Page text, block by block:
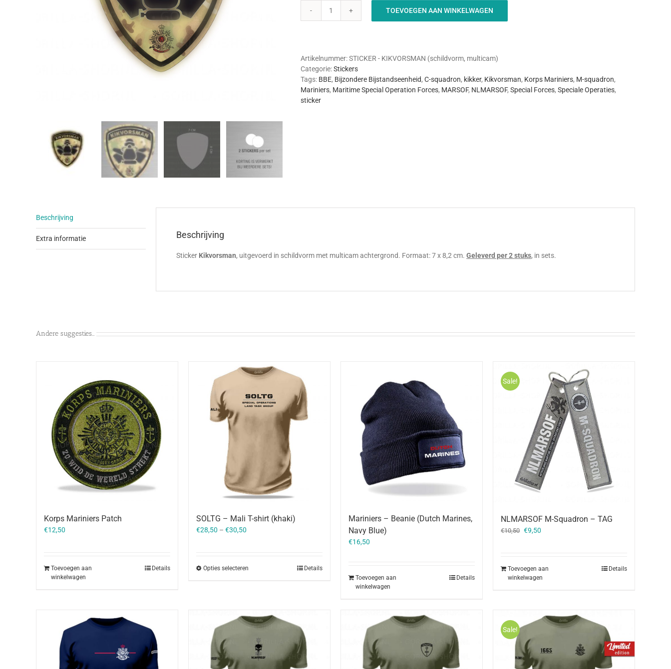
KIKVORSMAN
aantal
TOEVOEGEN AAN WINKELWAGEN
Artikelnummer:STICKER - KIKVORSMAN (schildvorm, multicam)
Categorie:Stickers
Tags: BBE, Bijzondere Bijstandseenheid, C-squadron, kikker, Kikvorsman, Korps Mariniers, M-squadron,
Mariniers, Maritime Special Operation Forces, MARSOF, NLMARSOF, Special Forces, Speciale Operaties,
sticker
Beschrijving
Extra informatie Beschrijving
Sticker Kikvorsman, uitgevoerd in schildvorm met multicam achtergrond. Formaat: 7 x 8,2 cm. Geleverd per 2 stuks, in sets.
Andere suggesties…
Korps Mariniers Patch
€12,50
Toevoegen aan
winkelwagen
Details
SOLTG – Mali T-shirt (khaki)
€28,50 – €30,50
Opties selecteren Details
Mariniers – Beanie (Dutch Marines,
Navy Blue)
€16,50
Toevoegen aan
winkelwagen
Details
Sale!
NLMARSOF M-Squadron – TAG
€10,50 Oorspronkelijke
€9,50
Toevoegen aan
winkelwagen
Details
Sale!